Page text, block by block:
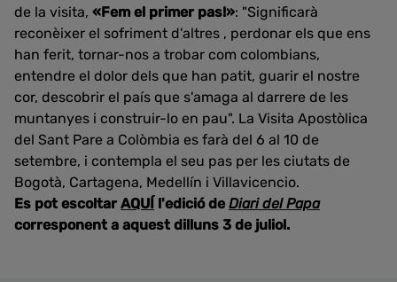
de la visita, «Fem el primer pas!»: "Significarà
reconèixer el sofriment d'altres , perdonar els que ens
han ferit, tornar-nos a trobar com colombians,
entendre el dolor dels que han patit, guarir el nostre
cor, descobrir el país que s'amaga al darrere de les
muntanyes i construir-lo en pau". La Visita Apostòlica
del Sant Pare a Colòmbia es farà del 6 al 10 de
setembre, i contempla el seu pas per les ciutats de
Bogotà, Cartagena, Medellín i Villavicencio.
Es pot escoltar AQUÍ l'edició deDiari del Papa
corresponent a aquest dilluns 3 de juliol.